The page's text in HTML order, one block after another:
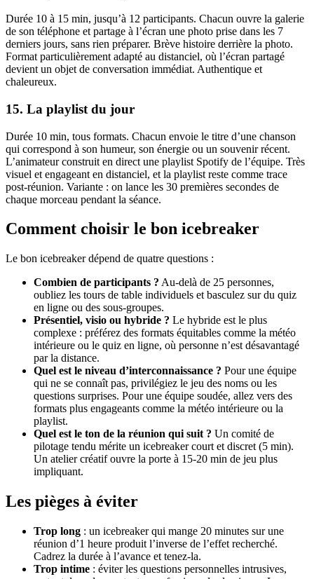
Durée 10 à 15 min, jusqu’à 12 participants. Chacun ouvre la galerie
de son téléphone et partage à l’écran une photo prise dans les 7
derniers jours, sans rien préparer. Brève histoire derrière la photo.
Format particulièrement adapté au distanciel, où l’écran partagé
devient un objet de conversation immédiat. Authentique et
chaleureux.
15. La playlist du jour
Durée 10 min, tous formats. Chacun envoie le titre d’une chanson
qui correspond à son humeur, son énergie ou un souvenir récent.
L’animateur construit en direct une playlist Spotify de l’équipe. Très
visuel et engageant en distanciel, et la playlist reste comme trace
post-réunion. Variante : on lance les 30 premières secondes de
chaque morceau pendant la séance.
Comment choisir le bon icebreaker
Le bon icebreaker dépend de quatre questions :
Combien de participants ? Au-delà de 25 personnes,
oubliez les tours de table individuels et basculez sur du quiz
en ligne ou des sous-groupes.
Présentiel, visio ou hybride ? Le hybride est le plus
complexe : préférez des formats équitables comme la météo
intérieure ou le quiz en ligne, où personne n’est désavantagé
par la distance.
Quel est le niveau d’interconnaissance ? Pour une équipe
qui ne se connaît pas, privilégiez le jeu des noms ou les
questions surprises. Pour une équipe soudée, allez vers des
formats plus engageants comme la météo intérieure ou la
playlist.
Quel est le ton de la réunion qui suit ? Un comité de
pilotage tendu mérite un icebreaker court et discret (5 min).
Un atelier créatif ouvre la porte à 15-20 min de jeu plus
impliquant.
Les pièges à éviter
Trop long : un icebreaker qui mange 20 minutes sur une
réunion d’1 heure produit l’inverse de l’effet recherché.
Cadrez la durée à l’avance et tenez-la.
Trop intime : éviter les questions personnelles intrusives,